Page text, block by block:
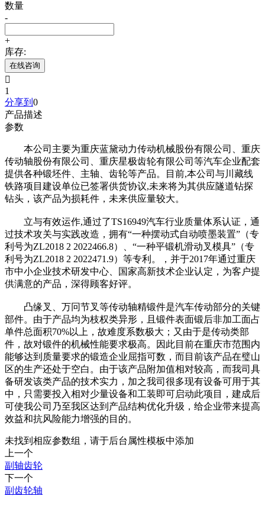
数量
-
+
库存:
在线咨询

1
分享到 0
产品描述
参数
本公司主要为重庆蓝黛动力传动机械股份有限公司、重庆
传动轴股份有限公司、重庆星极齿轮有限公司等汽车企业配套
提供各种锻坯件、主轴、齿轮等产品。目前,本公司与川藏线
铁路项目建设单位已签署供货协议,未来将为其供应隧道钻探
钻头，该产品为损耗件，未来供应量较大。
立与有效运作,通过了TS16949汽车行业质量体系认证，通
过技术攻关与实践改造，拥有“一种摆动式自动喷墨装置”（专
利号为ZL2018 2 2022466.8）、“一种平锻机滑动叉模具”（专
利号为ZL2018 2 2022471.9）等专利。，并于2017年通过重庆
市中小企业技术研发中心、国家高新技术企业认定，为客户提
供满意的产品，深得顾客好评。
凸缘叉、万冋节叉等传动轴精锻件是汽车传动部分的关键
部件。由于产品均为枝权类异形，且锻件表面锻后非加工面占
单件总面积70%以上，故难度系数极大；又由于是传动类部
件，故对锻件的机械性能要求极高。因此目前在重庆市范围内
能够达到质量要求的锻造企业屈指可数，而目前该产品在璧山
区的生产还处于空白。由于该产品附加值相对较高，而我司具
备研发该类产品的技术实力，加之我司很多现有设备可用于其
中，只需要投入相对少量设备和工装即可启动此项目，建成后
可使我公司乃至我区达到产品结构优化升级，给企业带来提高
效益和抗风险能力增强的目的。
未找到相应参数组，请于后台属性模板中添加
上一个
副轴齿轮
下一个
副齿轮轴